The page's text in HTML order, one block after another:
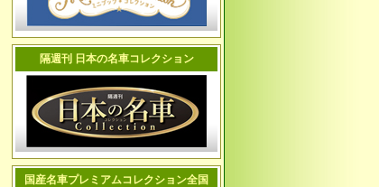
隔週刊 日本の名車コレクション
国産名車プレミアムコレクション全国